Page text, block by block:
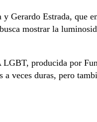
Estrada, que
mostrar la
producida por
veces duras, pero